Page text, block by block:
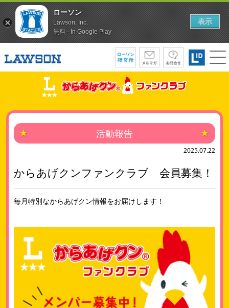
活動報告
2025.07.22
からあげクンファンクラブ 会員募集！
毎月特別なからあげクン情報をお届けします！
ローソン
Lawson, Inc.
無料 - In Google Play
表示